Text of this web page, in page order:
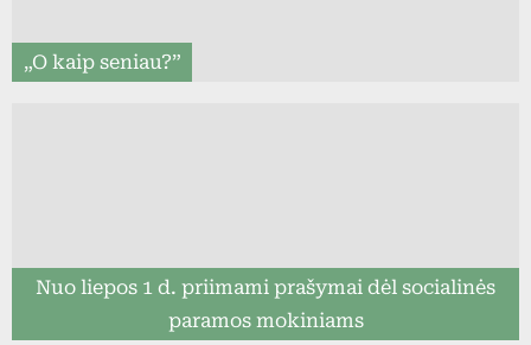
„O kaip seniau?”
Nuo liepos 1 d. priimami prašymai dėl socialinės
paramos mokiniams